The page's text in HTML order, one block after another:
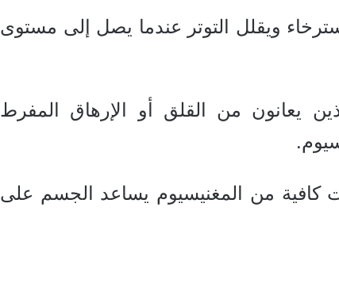
ويقلل التوتر عندما يصل إلى مستوى
يعانون من القلق أو الإرهاق المفرط
كافية من المغنيسيوم يساعد الجسم على